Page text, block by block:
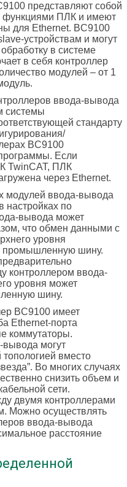
представляют собой
функциями ПЛК и имеют
для Ethernet. BC9100
устройствам и могут
в системе
в себя контроллер
модулей – от 1
ввода-вывода
системы
стандарту
BC9100
Если
TwinCAT, ПЛК
через Ethernet.
модулей ввода-вывода
настройках по
вывода может
что обмен данными с
уровня
промышленную шину.
контроллером ввода-
уровня может
шину.
BC9100 имеет
Ethernet-порта
коммутаторы.
вывода могут
вместо
Во многих случаях
снизить объем и
сети.
двумя контроллерами
Можно осуществлять
ввода-вывода
расстояние